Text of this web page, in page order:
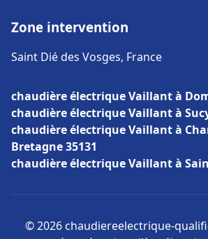
Zone intervention
Saint Dié des Vosges, France
chaudière électrique Vaillant à
chaudière électrique Vaillant à
chaudière électrique Vaillant à
Bretagne 35131
chaudière électrique Vaillant à
© 2026 chaudiereelectrique-